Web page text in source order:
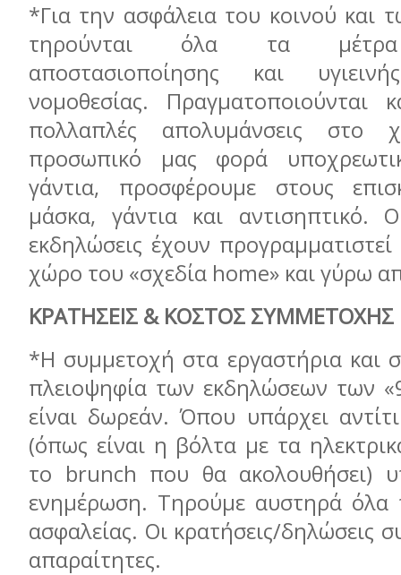
*Για την ασφάλεια του κοινού και
τηρούνται όλα τα μέτρα
αποστασιοποίησης και
νομοθεσίας. Πραγματοποιούνται
πολλαπλές απολυμάνσεις
προσωπικό μας φορά
γάντια, προσφέρουμε στους
μάσκα, γάντια και αντισηπτικό.
εκδηλώσεις έχουν
χώρο του «σχεδία home» και γύρω
ΚΡΑΤΗΣΕΙΣ & ΚΟΣΤΟΣ ΣΥΜΜΕΤΟΧΗΣ
*Η συμμετοχή στα εργαστήρια και
πλειοψηφία των εκδηλώσεων των
είναι δωρεάν. Όπου υπάρχει
(όπως είναι η βόλτα με τα
το brunch που θα ακολουθήσει)
ενημέρωση. Τηρούμε αυστηρά όλα
ασφαλείας. Οι κρατήσεις/δηλώσεις
απαραίτητες.